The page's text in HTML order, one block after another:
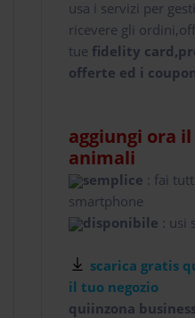
usa i servizi per
ricevere gli
tue fidelity
offerte ed i
aggiungi ora
animali
semplice : fai
smartphone
disponibile : usi
scarica gratis
il tuo negozio
quiinzona